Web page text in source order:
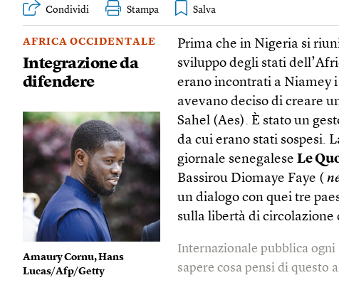
Condividi Stampa
AFRICA OCCIDENTALE
Integrazione da
difendere
Amaury Cornu, Hans
Lucas/Afp/Getty
Prima che in Nigeria si
sviluppo degli stati
erano incontrati a Niamey
avevano deciso di creare
Sahel (Aes). È stato un
da cui erano stati sospesi.
giornale senegaleseLe
Bassirou Diomaye Faye (
un dialogo con quei tre
sulla libertà di circolazione
Internazionale pubblica
sapere cosa pensi di questo